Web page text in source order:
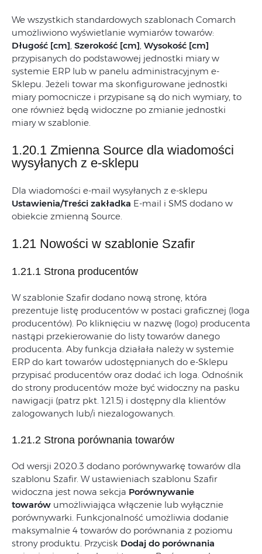
We wszystkich standardowych szablonach Comarch
umożliwiono wyświetlanie wymiarów towarów:
Długość [cm], Szerokość [cm], Wysokość [cm]
przypisanych do podstawowej jednostki miary w
systemie ERP lub w panelu administracyjnym e-
Sklepu. Jeżeli towar ma skonfigurowane jednostki
miary pomocnicze i przypisane są do nich wymiary, to
one również będą widoczne po zmianie jednostki
miary w szablonie.
1.20.1 Zmienna Source dla wiadomości
wysyłanych z e-sklepu
Dla wiadomości e-mail wysyłanych z e-sklepu
Ustawienia/Treści zakładka E-mail i SMS dodano w
obiekcie zmienną Source.
1.21 Nowości w szablonie Szafir
1.21.1 Strona producentów
W szablonie Szafir dodano nową stronę, która
prezentuje listę producentów w postaci graficznej (loga
producentów). Po kliknięciu w nazwę (logo) producenta
nastąpi przekierowanie do listy towarów danego
producenta. Aby funkcja działała należy w systemie
ERP do kart towarów udostępnianych do e-Sklepu
przypisać producentów oraz dodać ich loga. Odnośnik
do strony producentów może być widoczny na pasku
nawigacji (patrz pkt. 1.21.5) i dostępny dla klientów
zalogowanych lub/i niezalogowanych.
1.21.2 Strona porównania towarów
Od wersji 2020.3 dodano porównywarkę towarów dla
szablonu Szafir. W ustawieniach szablonu Szafir
widoczna jest nowa sekcja Porównywanie
towarów umożliwiająca włączenie lub wyłącznie
porównywarki. Funkcjonalność umożliwia dodanie
maksymalnie 4 towarów do porównania z poziomu
strony produktu. Przycisk Dodaj do porównania